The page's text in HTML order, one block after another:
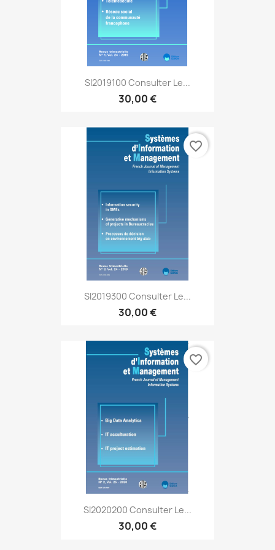
SI2019100 Consulter Le...
30,00 €
SI2019300 Consulter Le...
30,00 €
favorite_border
SI2020200 Consulter Le...
30,00 €
favorite_border